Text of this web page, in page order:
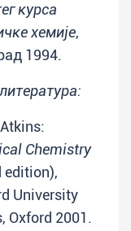
курса
хемије,
1994.
Atkins:
Chemistry
edition),
University
Oxford 2001.